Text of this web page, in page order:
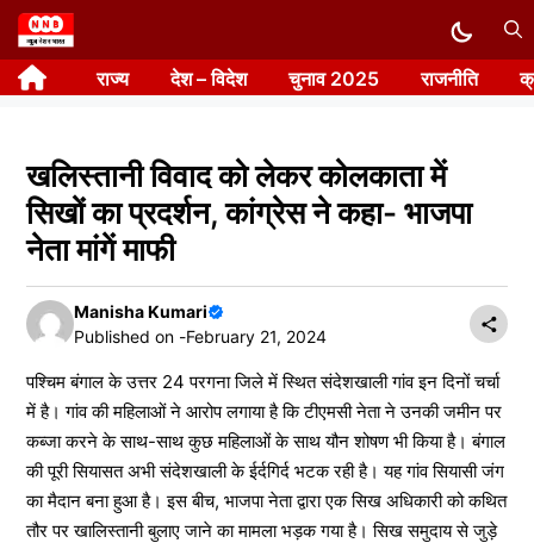
Skip
to
content राज्य देश – विदेश चुनाव 2025 राजनीति
खलिस्तानी विवाद को लेकर कोलकाता में
सिखों का प्रदर्शन, कांग्रेस ने कहा- भाजपा
नेता मांगें माफी
Manisha Kumari
Published on -February 21, 2024
पश्चिम बंगाल के उत्तर 24 परगना जिले में स्थित संदेशखाली गांव इन दिनों चर्चा
में है। गांव की महिलाओं ने आरोप लगाया है कि टीएमसी नेता ने उनकी जमीन पर
कब्जा करने के साथ-साथ कुछ महिलाओं के साथ यौन शोषण भी किया है। बंगाल
की पूरी सियासत अभी संदेशखाली के ईर्दगिर्द भटक रही है। यह गांव सियासी जंग
का मैदान बना हुआ है। इस बीच, भाजपा नेता द्वारा एक सिख अधिकारी को कथित
तौर पर खालिस्तानी बुलाए जाने का मामला भड़क गया है। सिख समुदाय से जुड़े